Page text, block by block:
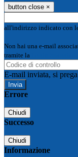
button close ×
all'indirizzo indicato con
Non hai una e-mail
tramite la
E-mail inviata, si
Errore
Chiudi
Successo
Chiudi
Informazione